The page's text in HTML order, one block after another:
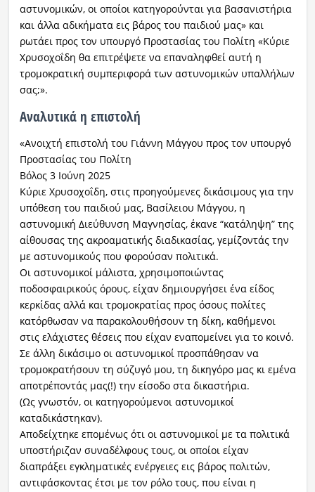
αστυνομικών, οι οποίοι κατηγορούνται για βασανιστήρια
και άλλα αδικήματα εις βάρος του παιδιού μας» και
ρωτάει προς τον υπουργό Προστασίας του Πολίτη «Κύριε
Χρυσοχοΐδη θα επιτρέψετε να επαναληφθεί αυτή η
τρομοκρατική συμπεριφορά των αστυνομικών υπαλλήλων
σας;».
Αναλυτικά η επιστολή
«Ανοιχτή επιστολή του Γιάννη Μάγγου προς τον υπουργό
Προστασίας του Πολίτη
Βόλος 3 Ιούνη 2025
Κύριε Χρυσοχοΐδη, στις προηγούμενες δικάσιμους για την
υπόθεση του παιδιού μας, Βασίλειου Μάγγου, η
αστυνομική Διεύθυνση Μαγνησίας, έκανε “κατάληψη” της
αίθουσας της ακροαματικής διαδικασίας, γεμίζοντάς την
με αστυνομικούς που φορούσαν πολιτικά.
Οι αστυνομικοί μάλιστα, χρησιμοποιώντας
ποδοσφαιρικούς όρους, είχαν δημιουργήσει ένα είδος
κερκίδας αλλά και τρομοκρατίας προς όσους πολίτες
κατόρθωσαν να παρακολουθήσουν τη δίκη, καθήμενοι
στις ελάχιστες θέσεις που είχαν εναπομείνει για το κοινό.
Σε άλλη δικάσιμο οι αστυνομικοί προσπάθησαν να
τρομοκρατήσουν τη σύζυγό μου, τη δικηγόρο μας κι εμένα
αποτρέποντάς μας(!) την είσοδο στα δικαστήρια.
(Ως γνωστόν, οι κατηγορούμενοι αστυνομικοί
καταδικάστηκαν).
Αποδείχτηκε επομένως ότι οι αστυνομικοί με τα πολιτικά
υποστήριζαν συναδέλφους τους, οι οποίοι είχαν
διαπράξει εγκληματικές ενέργειες εις βάρος πολιτών,
αντιφάσκοντας έτσι με τον ρόλο τους, που είναι η